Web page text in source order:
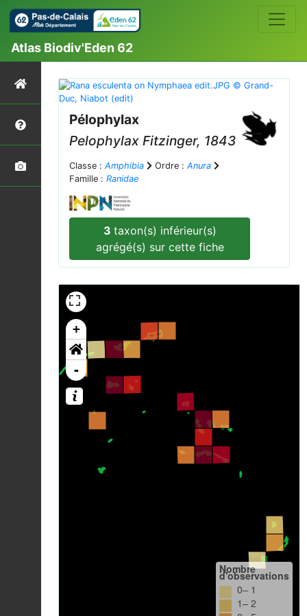
Atlas Biodiv'Eden 62
Pélophylax
Pelophylax Fitzinger, 1843
Classe : Amphibia Ordre : Anura
Famille : Ranidae
3 taxon(s) inférieur(s)
agrégé(s) sur cette fiche
+
-
Nombre
d'observations
0– 1
1– 2